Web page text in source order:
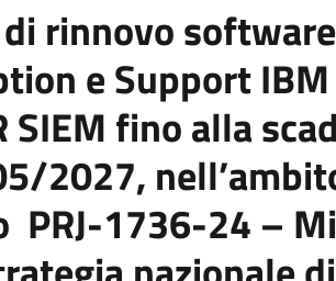
rinnovo software
e Support IBM
SIEM fino alla
2027,
PRJ-1736-24 –